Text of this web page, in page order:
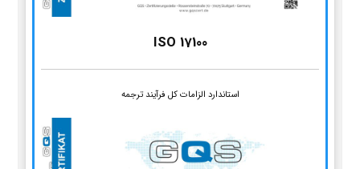
ISO 17100
استاندارد الزامات کل فرآیند ترجمه